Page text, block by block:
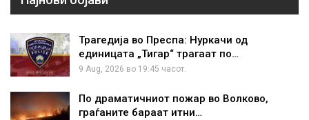
Трагедија во Преспа: Нуркачи од
единицата „Тигар“ трагаат по…
9 Aug, 2026 во 19:45 часот.
По драматичниот пожар во Волково,
граѓаните бараат итни…